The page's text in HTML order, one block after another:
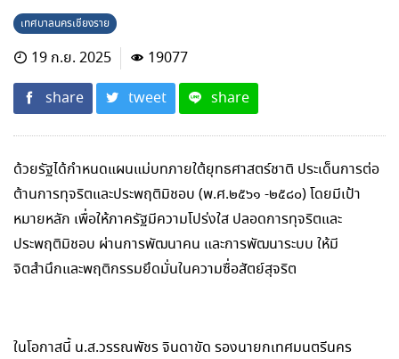
เทศบาลนครเชียงราย
19 ก.ย. 2025
19077
share
tweet share
ด้วยรัฐได้กำหนดแผนแม่บทภายใต้ยุทธศาสตร์ชาติ ประเด็นการต่อ
ต้านการทุจริตและประพฤติมิชอบ (พ.ศ.๒๕๖๑ -๒๕๘๐) โดยมีเป้า
หมายหลัก เพื่อให้ภาครัฐมีความโปร่งใส ปลอดการทุจริตและ
ประพฤติมิชอบ ผ่านการพัฒนาคน และการพัฒนาระบบ ให้มี
จิตสำนึกและพฤติกรรมยึดมั่นในความซื่อสัตย์สุจริต
ในโอกาสนี้ น.ส.วรรณพัชร จินดาขัด รองนายกเทศมนตรีนคร